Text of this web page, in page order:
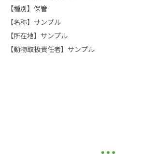
【種別】保管
【名称】サンプル
【所在地】サンプル
【動物取扱責任者】サンプル